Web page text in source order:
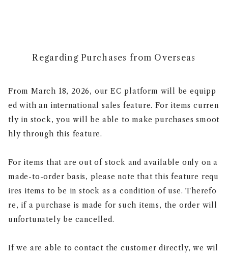
Regarding Purchases from Overseas
From March 18, 2026, our EC platform will be equipp
ed with an international sales feature. For items curren
tly in stock, you will be able to make purchases smoot
hly through this feature.
For items that are out of stock and available only on a
made-to-order basis, please note that this feature requ
ires items to be in stock as a condition of use. Therefo
re, if a purchase is made for such items, the order will
unfortunately be cancelled.
If we are able to contact the customer directly, we wil